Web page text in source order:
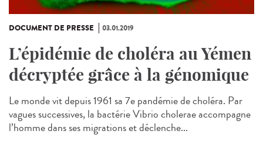
DOCUMENT DE PRESSE 03.01.2019
L’épidémie de choléra au Yémen
décryptée grâce à la génomique
Le monde vit depuis 1961 sa 7e pandémie de choléra. Par
vagues successives, la bactérie Vibrio cholerae accompagne
l’homme dans ses migrations et déclenche...